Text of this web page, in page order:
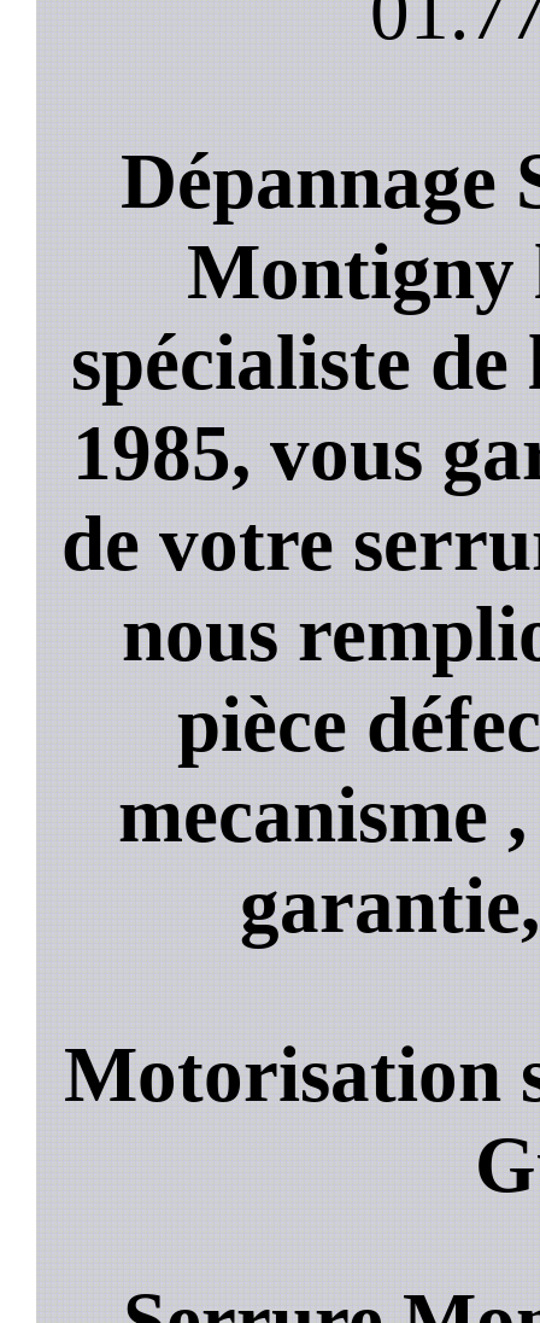
Dépannage
Montigny
spécialiste
1985, vous
de votre
nous
pièce
mecanisme
garantie,
Motorisation